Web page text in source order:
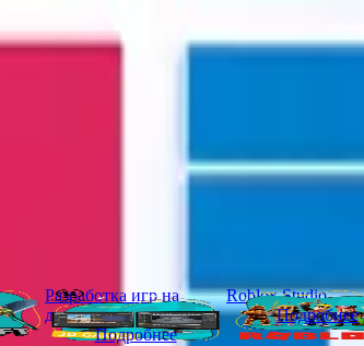
Разработка игр на
движке Unreal
Подробнее
Roblox Studio
Подробнее